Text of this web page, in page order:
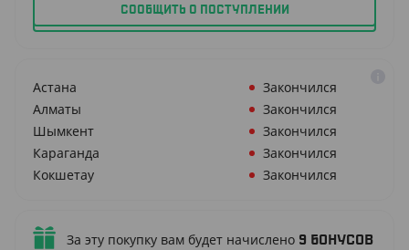
СООБЩИТЬ О ПОСТУПЛЕНИИ
Астана
Закончился
Алматы
Закончился
Шымкент
Закончился
Караганда
Закончился
Кокшетау
Закончился
За эту покупку вам будет начислено 9 бонусов